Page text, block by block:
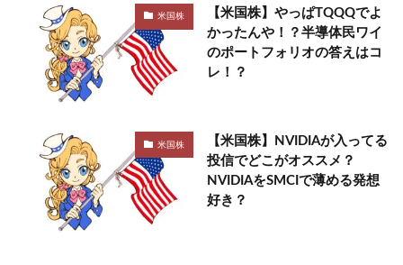
米国株
【米国株】やっぱTQQQでよ
かったんや！？半導体民ワイ
のポートフォリオの答えはコ
レ！？
米国株
【米国株】NVIDIAが入ってる
投信でどこがオススメ？
NVIDIAをSMCIで薄める発想
好き？